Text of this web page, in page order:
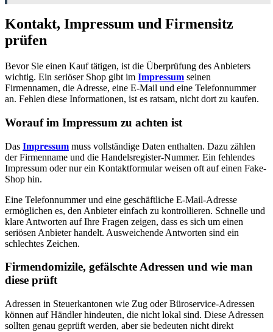
Kontakt, Impressum und Firmensitz
prüfen
Bevor Sie einen Kauf tätigen, ist die Überprüfung des Anbieters
wichtig. Ein seriöser Shop gibt im Impressum seinen
Firmennamen, die Adresse, eine E‑Mail und eine Telefonnummer
an. Fehlen diese Informationen, ist es ratsam, nicht dort zu kaufen.
Worauf im Impressum zu achten ist
Das Impressum muss vollständige Daten enthalten. Dazu zählen
der Firmenname und die Handelsregister-Nummer. Ein fehlendes
Impressum oder nur ein Kontaktformular weisen oft auf einen Fake-
Shop hin.
Eine Telefonnummer und eine geschäftliche E-Mail-Adresse
ermöglichen es, den Anbieter einfach zu kontrollieren. Schnelle und
klare Antworten auf Ihre Fragen zeigen, dass es sich um einen
seriösen Anbieter handelt. Ausweichende Antworten sind ein
schlechtes Zeichen.
Firmendomizile, gefälschte Adressen und wie man
diese prüft
Adressen in Steuerkantonen wie Zug oder Büroservice-Adressen
können auf Händler hindeuten, die nicht lokal sind. Diese Adressen
sollten genau geprüft werden, aber sie bedeuten nicht direkt